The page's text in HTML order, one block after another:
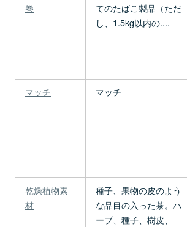
巻
てのたばこ製品（ただ
し、1.5kg以内の....
マッチ
マッチ
乾燥植物素
材
種子、果物の皮のよう
な品目の入った茶。ハ
ーブ、種子、樹皮、